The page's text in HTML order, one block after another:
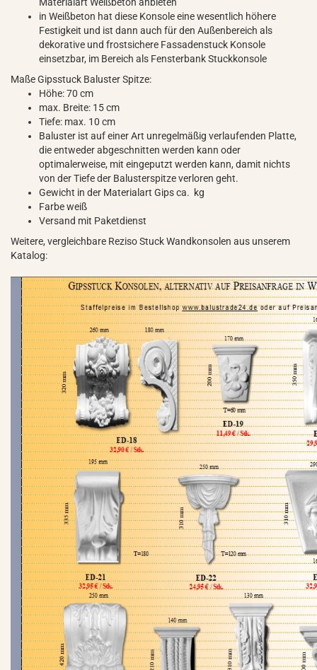
in Weißbeton hat diese Konsole eine wesentlich höhere
Festigkeit und ist dann auch für den Außenbereich als
dekorative und frostsichere Fassadenstuck Konsole
einsetzbar, im Bereich als Fensterbank Stuckkonsole
Maße Gipsstuck Baluster Spitze:
Höhe: 70 cm
max. Breite: 15 cm
Tiefe: max. 10 cm
Baluster ist auf einer Art unregelmäßig verlaufenden Platte,
die entweder abgeschnitten werden kann oder
optimalerweise, mit eingeputzt werden kann, damit nichts
von der Tiefe der Balusterspitze verloren geht.
Gewicht in der Materialart Gips ca. kg
Farbe weiß
Versand mit Paketdienst
Weitere, vergleichbare Reziso Stuck Wandkonsolen aus unserem
Katalog: